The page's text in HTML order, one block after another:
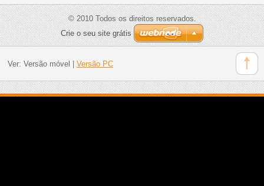
© 2010 Todos os direitos reservados.
Crie o seu site grátis
Ver: Versão móvel Versão PC